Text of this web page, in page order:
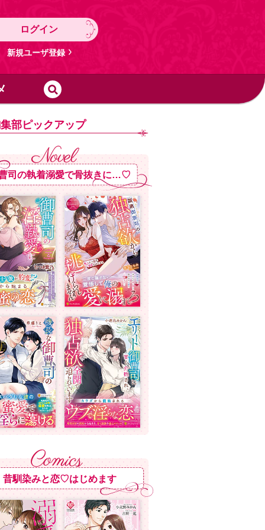
ログイン
新規ユーザ登録
部ピックアップ
司の執着溺愛で骨抜きに…♡
昔馴染みと恋♡はじめます